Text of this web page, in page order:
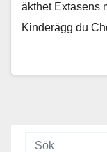
äkthet Extasens
Kinderägg du